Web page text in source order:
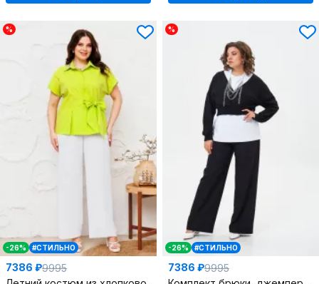
%
-26% #СТИЛЬНО
7386 ₽9995
%
-26% #СТИЛЬНО
7386 ₽9995